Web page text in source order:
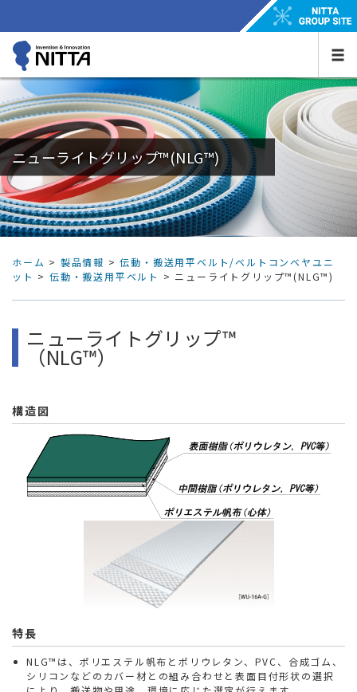
ニューライトグリップ™(NLG™)
ホーム > 製品情報 >伝動・搬送用平ベルト/ベルトコンベヤユニ
ット >伝動・搬送用平ベルト > ニューライトグリップ™(NLG™)
ニューライトグリップ™
（NLG™）
構造図
特長
NLG™は、ポリエステル帆布とポリウレタン、PVC、合成ゴム、
シリコンなどのカバー材との組み合わせと表面目付形状の選択